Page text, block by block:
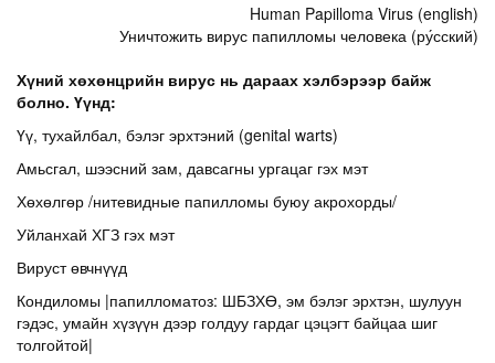
Human Papilloma Virus (english)
Уничтожить вирус папилломы человека (ру́сский)
Хүний хөхөнцрийн вирус нь дараах хэлбэрээр байж
болно. Үүнд:
Үү, тухайлбал, бэлэг эрхтэний (genital warts)
Амьсгал, шээсний зам, давсагны ургацаг гэх мэт
Хөхөлгөр /нитевидные папилломы буюу акрохорды/
Уйланхай ХГЗ гэх мэт
Вируст өвчнүүд
Кондиломы |папилломатоз: ШБЗХӨ, эм бэлэг эрхтэн, шулуун
гэдэс, умайн хүзүүн дээр голдуу гардаг цэцэгт байцаа шиг
толгойтой|